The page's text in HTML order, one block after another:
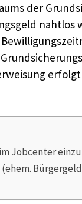
der
Jobcenter